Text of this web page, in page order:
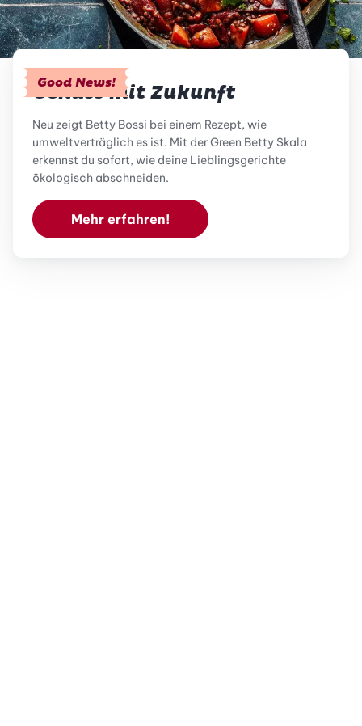
Good News!
Genuss mit Zukunft
Neu zeigt Betty Bossi bei einem Rezept, wie
umweltverträglich es ist. Mit der Green Betty Skala
erkennst du sofort, wie deine Lieblingsgerichte
ökologisch abschneiden.
Mehr erfahren!